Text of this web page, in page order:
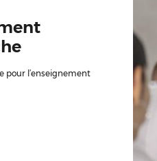
pour l’enseignement